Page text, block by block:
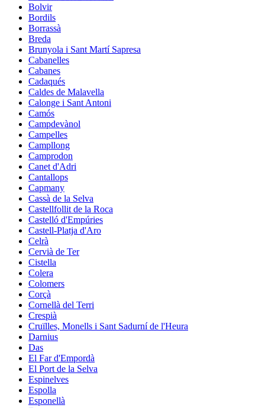
Bolvir
Bordils
Borrassà
Breda
Brunyola i Sant Martí Sapresa
Cabanelles
Cabanes
Cadaqués
Caldes de Malavella
Calonge i Sant Antoni
Camós
Campdevànol
Campelles
Campllong
Camprodon
Canet d'Adri
Cantallops
Capmany
Cassà de la Selva
Castellfollit de la Roca
Castelló d'Empúries
Castell-Platja d'Aro
Celrà
Cervià de Ter
Cistella
Colera
Colomers
Corçà
Cornellà del Terri
Crespià
Cruïlles, Monells i Sant Sadurní de l'Heura
Darnius
Das
El Far d'Empordà
El Port de la Selva
Espinelves
Espolla
Esponellà